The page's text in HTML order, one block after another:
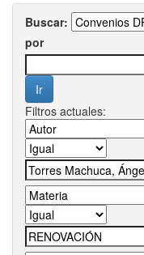
Buscar:
por
Filtros actuales: